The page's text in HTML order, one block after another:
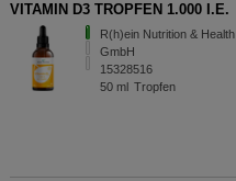
VITAMIN D3 TROPFEN 1.000 I.E.
R(h)ein Nutrition & Health
GmbH
15328516
50 ml Tropfen